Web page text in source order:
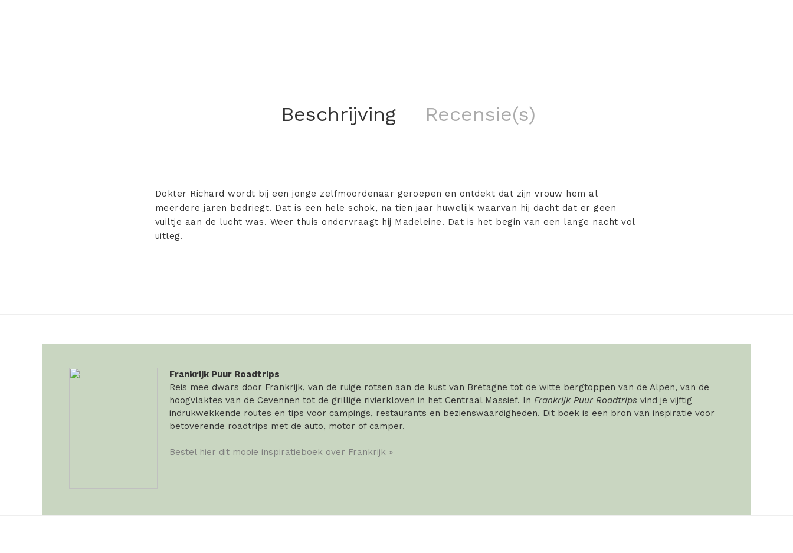
Beschrijving Recensie(s)
Dokter Richard wordt bij een jonge zelfmoordenaar geroepen en ontdekt dat zijn vrouw hem al
meerdere jaren bedriegt. Dat is een hele schok, na tien jaar huwelijk waarvan hij dacht dat er geen
vuiltje aan de lucht was. Weer thuis ondervraagt hij Madeleine. Dat is het begin van een lange nacht vol
uitleg.
Frankrijk Puur Roadtrips
Reis mee dwars door Frankrijk, van de ruige rotsen aan de kust van Bretagne tot de witte bergtoppen van de Alpen, van de
hoogvlaktes van de Cevennen tot de grillige rivierkloven in het Centraal Massief. In Frankrijk Puur Roadtrips vind je vijftig
indrukwekkende routes en tips voor campings, restaurants en bezienswaardigheden. Dit boek is een bron van inspiratie voor
betoverende roadtrips met de auto, motor of camper.
Bestel hier dit mooie inspiratieboek over Frankrijk »